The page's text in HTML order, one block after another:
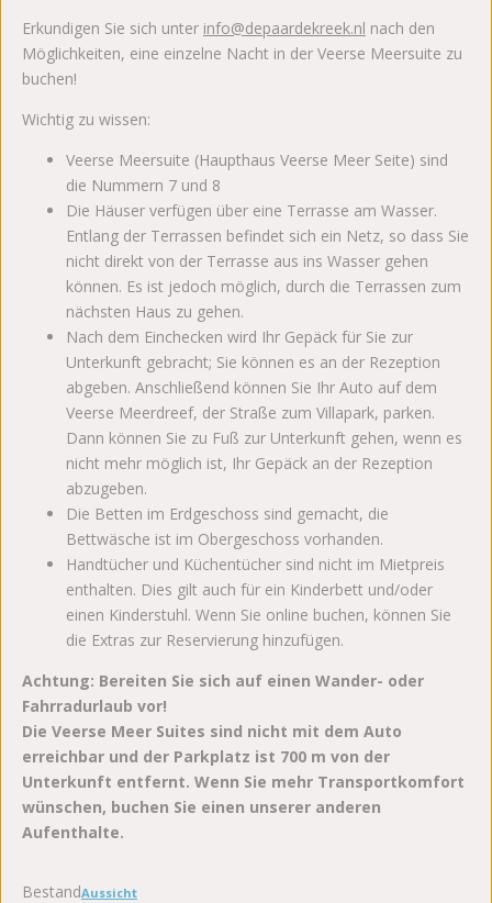
Erkundigen Sie sich unter info@depaardekreek.nl nach den
Möglichkeiten, eine einzelne Nacht in der Veerse Meersuite zu
buchen!
Wichtig zu wissen:
Veerse Meersuite (Haupthaus Veerse Meer Seite) sind
die Nummern 7 und 8
Die Häuser verfügen über eine Terrasse am Wasser.
Entlang der Terrassen befindet sich ein Netz, so dass Sie
nicht direkt von der Terrasse aus ins Wasser gehen
können. Es ist jedoch möglich, durch die Terrassen zum
nächsten Haus zu gehen.
Nach dem Einchecken wird Ihr Gepäck für Sie zur
Unterkunft gebracht; Sie können es an der Rezeption
abgeben. Anschließend können Sie Ihr Auto auf dem
Veerse Meerdreef, der Straße zum Villapark, parken.
Dann können Sie zu Fuß zur Unterkunft gehen, wenn es
nicht mehr möglich ist, Ihr Gepäck an der Rezeption
abzugeben.
Die Betten im Erdgeschoss sind gemacht, die
Bettwäsche ist im Obergeschoss vorhanden.
Handtücher und Küchentücher sind nicht im Mietpreis
enthalten. Dies gilt auch für ein Kinderbett und/oder
einen Kinderstuhl. Wenn Sie online buchen, können Sie
die Extras zur Reservierung hinzufügen.
Achtung: Bereiten Sie sich auf einen Wander- oder
Fahrradurlaub vor!
Die Veerse Meer Suites sind nicht mit dem Auto
erreichbar und der Parkplatz ist 700 m von der
Unterkunft entfernt. Wenn Sie mehr Transportkomfort
wünschen, buchen Sie einen unserer anderen
Aufenthalte.
BestandAussicht